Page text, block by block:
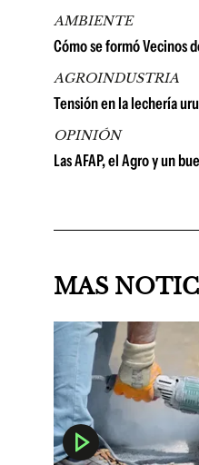
AMBIENTE
Cómo se formó Vecinos
AGROINDUSTRIA
Tensión en la lechería
OPINIÓN
Las AFAP, el Agro y un
MAS